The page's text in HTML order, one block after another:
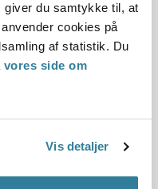
giver du samtykke til, at
cookies på
af statistik. Du
vores side om
Vis detaljer
har en borger
ikke i sig selv, at
kan betragtes som part
eller region kan